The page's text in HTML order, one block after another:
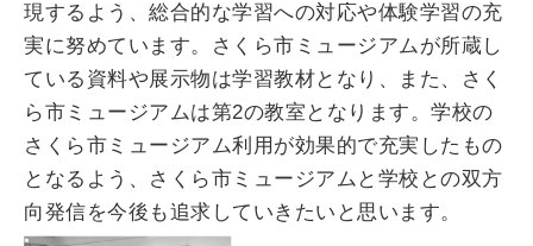
現するよう、総合的な学習への対応や体験学習の充
実に努めています。さくら市ミュージアムが所蔵し
ている資料や展示物は学習教材となり、また、さく
ら市ミュージアムは第2の教室となります。学校の
さくら市ミュージアム利用が効果的で充実したもの
となるよう、さくら市ミュージアムと学校との双方
向発信を今後も追求していきたいと思います。